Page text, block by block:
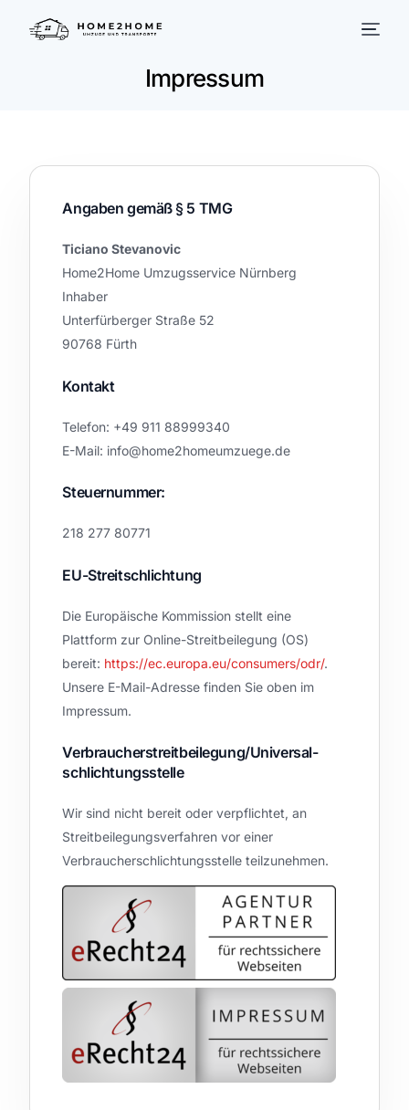
Impressum
Angaben gemäß § 5 TMG
Ticiano Stevanovic
Home2Home Umzugsservice Nürnberg
Inhaber
Unterfürberger Straße 52
90768 Fürth
Kontakt
Telefon: +49 911 88999340
E-Mail: info@home2homeumzuege.de
Steuernummer:
218 277 80771
EU-Streitschlichtung
Die Europäische Kommission stellt eine
Plattform zur Online-Streitbeilegung (OS)
bereit: https://ec.europa.eu/consumers/odr/.
Unsere E-Mail-Adresse finden Sie oben im
Impressum.
Verbraucher­streit­beilegung/Universal­
schlichtungs­stelle
Wir sind nicht bereit oder verpflichtet, an
Streitbeilegungsverfahren vor einer
Verbraucherschlichtungsstelle teilzunehmen.